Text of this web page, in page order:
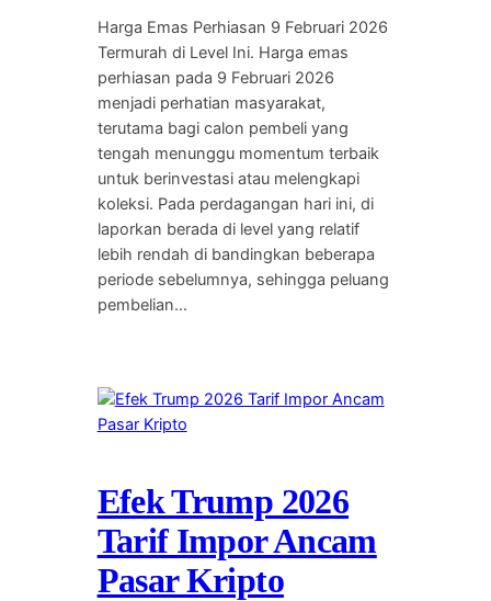
Harga Emas Perhiasan 9 Februari 2026
Termurah di Level Ini. Harga emas
perhiasan pada 9 Februari 2026
menjadi perhatian masyarakat,
terutama bagi calon pembeli yang
tengah menunggu momentum terbaik
untuk berinvestasi atau melengkapi
koleksi. Pada perdagangan hari ini, di
laporkan berada di level yang relatif
lebih rendah di bandingkan beberapa
periode sebelumnya, sehingga peluang
pembelian…
Efek Trump 2026
Tarif Impor Ancam
Pasar Kripto